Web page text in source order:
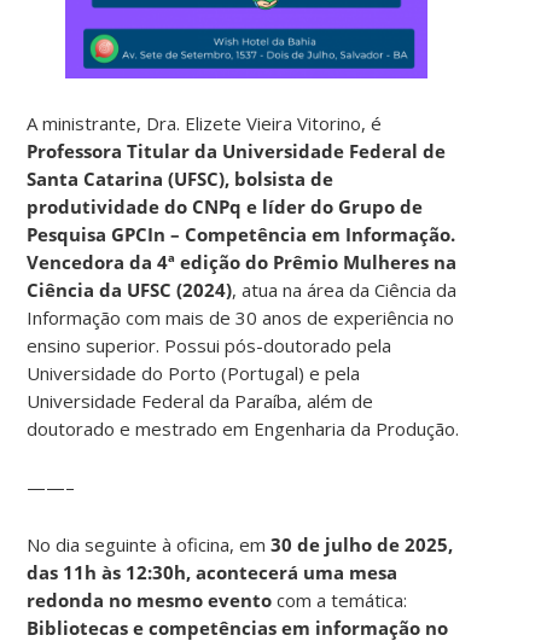
A ministrante, Dra. Elizete Vieira Vitorino, é
Professora Titular da Universidade Federal de
Santa Catarina (UFSC), bolsista de
produtividade do CNPq e líder do Grupo de
Pesquisa GPCIn – Competência em Informação.
Vencedora da 4ª edição do Prêmio Mulheres na
Ciência da UFSC (2024), atua na área da Ciência da
Informação com mais de 30 anos de experiência no
ensino superior. Possui pós-doutorado pela
Universidade do Porto (Portugal) e pela
Universidade Federal da Paraíba, além de
doutorado e mestrado em Engenharia da Produção.
——–
No dia seguinte à oficina, em 30 de julho de 2025,
das 11h às 12:30h, acontecerá uma mesa
redonda no mesmo eventocom a temática:
Bibliotecas e competências em informação no